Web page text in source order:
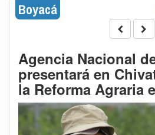
Boyacá
Agencia Nacional
presentará en
la Reforma Agraria